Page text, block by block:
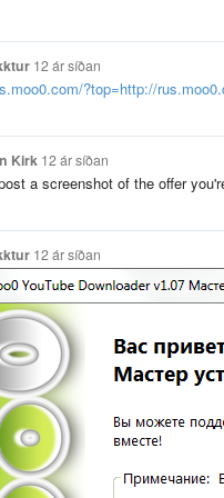
12 ár síðan
?top=http://
Kirk 12 ár síðan
a screenshot of the offer
12 ár síðan